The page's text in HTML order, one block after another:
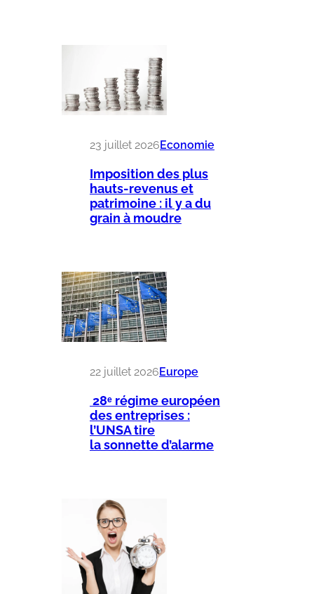
23 juillet 2026 Economie
Imposition des plus
hauts-revenus et
patrimoine : il y a du
grain à moudre
22 juillet 2026 Europe
28ᵉ régime européen
des entreprises :
l’UNSA tire
la sonnette d’alarme